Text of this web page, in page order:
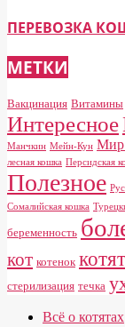
ПЕРЕВОЗКА
МЕТКИ
Вакцинация Витамины
Интересное
Манчкин Мейн-Кун Мир
лесная кошка Персидская
Полезное
Сомалийская кошка
беременность
кот котенок
стерилизация течка
Всё о котятах